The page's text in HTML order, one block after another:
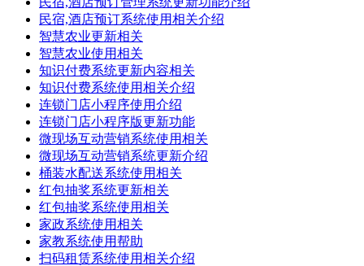
民宿,酒店预订系统使用相关介绍
智慧农业更新相关
智慧农业使用相关
知识付费系统更新内容相关
知识付费系统使用相关介绍
连锁门店小程序使用介绍
连锁门店小程序版更新功能
微现场互动营销系统使用相关
微现场互动营销系统更新介绍
桶装水配送系统使用相关
红包抽奖系统更新相关
红包抽奖系统使用相关
家政系统使用相关
家教系统使用帮助
扫码租赁系统使用相关介绍